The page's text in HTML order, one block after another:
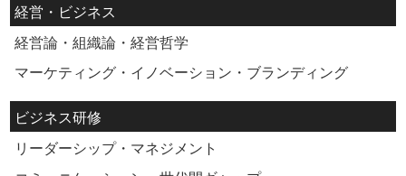
経営・ビジネス
経営論・組織論・経営哲学
マーケティング・イノベーション・ブランディング
ビジネス研修
リーダーシップ・マネジメント